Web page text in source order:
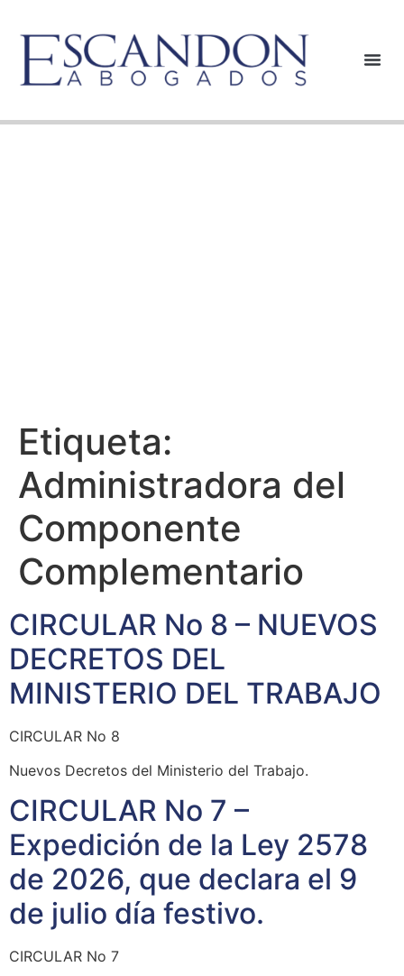
Etiqueta:
Administradora del
Componente
Complementario
CIRCULAR No 8 – NUEVOS
DECRETOS DEL
MINISTERIO DEL TRABAJO
CIRCULAR No 8
Nuevos Decretos del Ministerio del Trabajo.
CIRCULAR No 7 –
Expedición de la Ley 2578
de 2026, que declara el 9
de julio día festivo.
CIRCULAR No 7